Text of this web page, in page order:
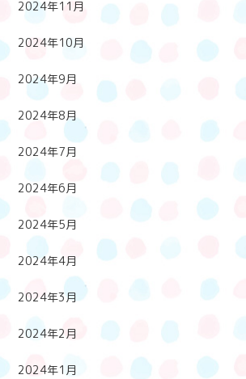
2024年11月
2024年10月
2024年9月
2024年8月
2024年7月
2024年6月
2024年5月
2024年4月
2024年3月
2024年2月
2024年1月